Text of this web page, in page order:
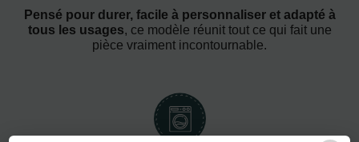
Pensé pour durer, facile à personnaliser et adapté à
tous les usages, ce modèle réunit tout ce qui fait une
pièce vraiment incontournable.